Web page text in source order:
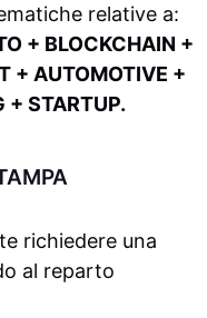
relative a:
+ BLOCKCHAIN +
+ AUTOMOTIVE +
+ STARTUP.
richiedere una
al reparto